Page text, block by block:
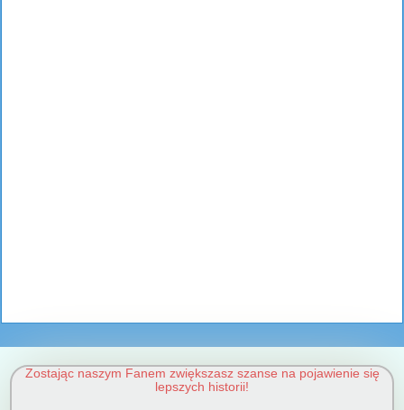
Zostając naszym Fanem zwiększasz szanse na pojawienie się
lepszych historii!